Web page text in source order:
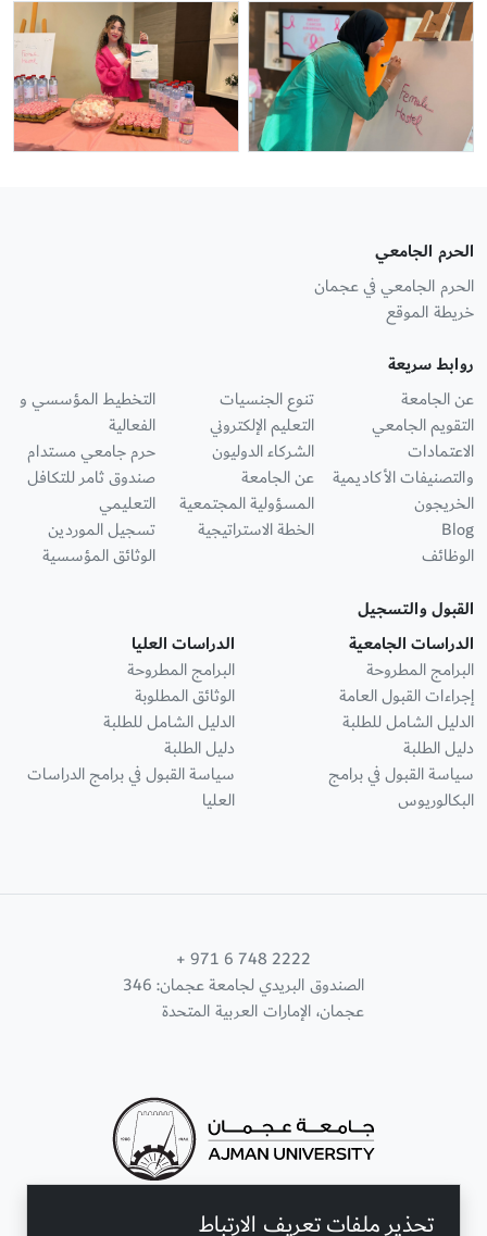
تحذير ملفات تعريف الارتباط
الحرم الجامعي
الحرم الجامعي في عجمان
خريطة الموقع
روابط سريعة
عن الجامعة
التقويم الجامعي
الاعتمادات
والتصنيفات الأكاديمية
الخريجون
Blog
الوظائف
تنوع الجنسيات
التعليم الإلكتروني
الشركاء الدوليون
عن الجامعة
المسؤولية المجتمعية
الخطة الاستراتيجية
التخطيط المؤسسي و
الفعالية
حرم جامعي مستدام
صندوق ثامر للتكافل
التعليمي
تسجيل الموردين
الوثائق المؤسسية
القبول والتسجيل
الدراسات الجامعية
البرامج المطروحة
إجراءات القبول العامة
الدليل الشامل للطلبة
دليل الطلبة
سياسة القبول في برامج
البكالوريوس
الدراسات العليا
البرامج المطروحة
الوثائق المطلوبة
الدليل الشامل للطلبة
دليل الطلبة
سياسة القبول في برامج الدراسات
العليا
+ 971 6 748 2222
الصندوق البريدي لجامعة عجمان: 346
عجمان، الإمارات العربية المتحدة